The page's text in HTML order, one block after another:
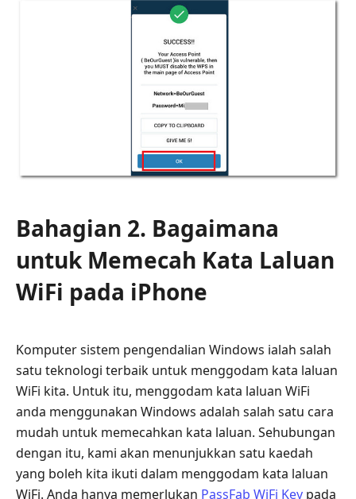
Bahagian 2. Bagaimana
untuk Memecah Kata Laluan
WiFi pada iPhone
Komputer sistem pengendalian Windows ialah salah
satu teknologi terbaik untuk menggodam kata laluan
WiFi kita. Untuk itu, menggodam kata laluan WiFi
anda menggunakan Windows adalah salah satu cara
mudah untuk memecahkan kata laluan. Sehubungan
dengan itu, kami akan menunjukkan satu kaedah
yang boleh kita ikuti dalam menggodam kata laluan
WiFi. Anda hanya memerlukan PassFab WiFi Key pada